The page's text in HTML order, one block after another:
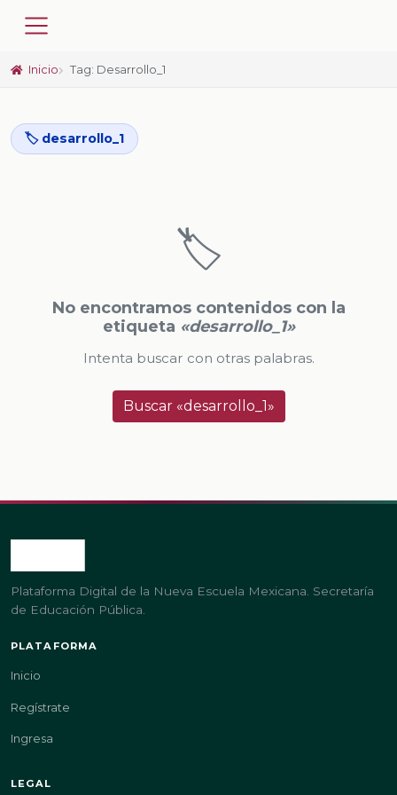
Inicio Tag: Desarrollo_1
🏷️ desarrollo_1
🏷️
No encontramos contenidos con la
etiqueta «desarrollo_1»
Intenta buscar con otras palabras.
Buscar «desarrollo_1»
Plataforma Digital de la Nueva Escuela Mexicana. Secretaría
de Educación Pública.
PLATAFORMA
Inicio
Regístrate
Ingresa
LEGAL